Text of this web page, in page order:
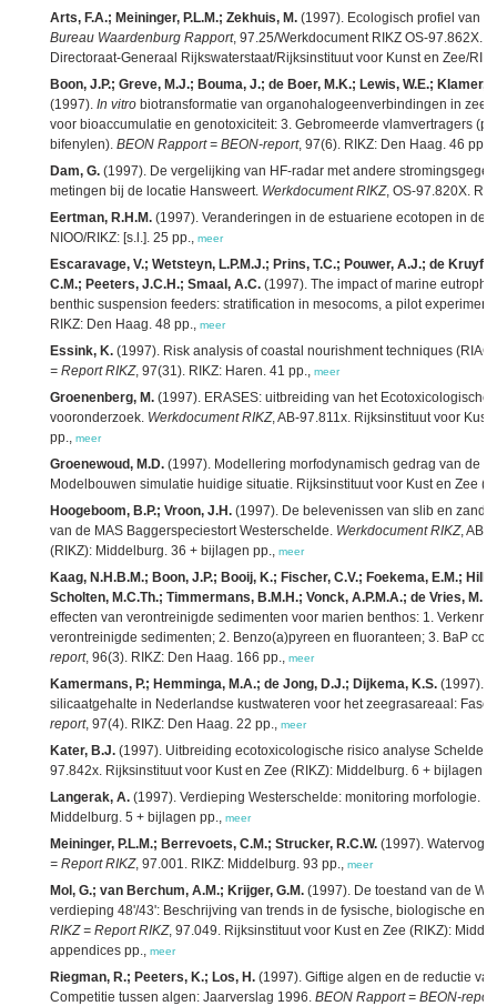
Arts, F.A.; Meininger, P.L.M.; Zekhuis, M. (1997). Ecologisch profiel van
Bureau Waardenburg Rapport, 97.25/Werkdocument RIKZ OS-97.862X.
Directoraat-Generaal Rijkswaterstaat/Rijksinstituut voor Kunst en Zee/
Boon, J.P.; Greve, M.J.; Bouma, J.; de Boer, M.K.; Lewis, W.E.; Klamer,
(1997). In vitro biotransformatie van organohalogeenverbindingen in
voor bioaccumulatie en genotoxiciteit: 3. Gebromeerde vlamvertragers
bifenylen). BEON Rapport = BEON-report, 97(6). RIKZ: Den Haag. 46 pp.,
Dam, G. (1997). De vergelijking van HF-radar met andere
metingen bij de locatie Hansweert. Werkdocument RIKZ, OS-97.820X.
Eertman, R.H.M. (1997). Veranderingen in de estuariene ecotopen in de
NIOO/RIKZ: [s.l.]. 25 pp., meer
Escaravage, V.; Wetsteyn, L.P.M.J.; Prins, T.C.; Pouwer, A.J.; de
C.M.; Peeters, J.C.H.; Smaal, A.C. (1997). The impact of marine
benthic suspension feeders: stratification in mesocoms, a pilot
RIKZ: Den Haag. 48 pp., meer
Essink, K. (1997). Risk analysis of coastal nourishment techniques
= Report RIKZ, 97(31). RIKZ: Haren. 41 pp., meer
Groenenberg, M. (1997). ERASES: uitbreiding van het
vooronderzoek. Werkdocument RIKZ, AB-97.811x. Rijksinstituut voor
pp., meer
Groenewoud, M.D. (1997). Modellering morfodynamisch gedrag van de
Modelbouwen simulatie huidige situatie. Rijksinstituut voor Kust en Zee
Hoogeboom, B.P.; Vroon, J.H. (1997). De belevenissen van slib en zand
van de MAS Baggerspeciestort Westerschelde. Werkdocument RIKZ, AB-
(RIKZ): Middelburg. 36 + bijlagen pp., meer
Kaag, N.H.B.M.; Boon, J.P.; Booij, K.; Fischer, C.V.; Foekema, E.M.;
Scholten, M.C.Th.; Timmermans, B.M.H.; Vonck, A.P.M.A.; de Vries, M.;
effecten van verontreinigde sedimenten voor marien benthos: 1.
verontreinigde sedimenten; 2. Benzo(a)pyreen en fluoranteen; 3. BaP
report, 96(3). RIKZ: Den Haag. 166 pp., meer
Kamermans, P.; Hemminga, M.A.; de Jong, D.J.; Dijkema, K.S. (1997).
silicaatgehalte in Nederlandse kustwateren voor het zeegrasareaal:
report, 97(4). RIKZ: Den Haag. 22 pp., meer
Kater, B.J. (1997). Uitbreiding ecotoxicologische risico analyse Schelde-
97.842x. Rijksinstituut voor Kust en Zee (RIKZ): Middelburg. 6 + bijlagen
Langerak, A. (1997). Verdieping Westerschelde: monitoring morfologie.
Middelburg. 5 + bijlagen pp., meer
Meininger, P.L.M.; Berrevoets, C.M.; Strucker, R.C.W. (1997).
= Report RIKZ, 97.001. RIKZ: Middelburg. 93 pp., meer
Mol, G.; van Berchum, A.M.; Krijger, G.M. (1997). De toestand van de
verdieping 48'/43': Beschrijving van trends in de fysische, biologische en
RIKZ = Report RIKZ, 97.049. Rijksinstituut voor Kust en Zee (RIKZ):
appendices pp., meer
Riegman, R.; Peeters, K.; Los, H. (1997). Giftige algen en de reductie
Competitie tussen algen: Jaarverslag 1996. BEON Rapport = BEON-report